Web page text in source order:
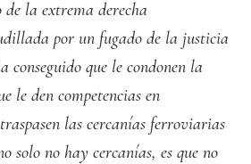
la extrema derecha
por un fugado de la justicia
conseguido que le condonen la
le den competencias en
las cercanías ferroviarias
solo no hay cercanías, es que no